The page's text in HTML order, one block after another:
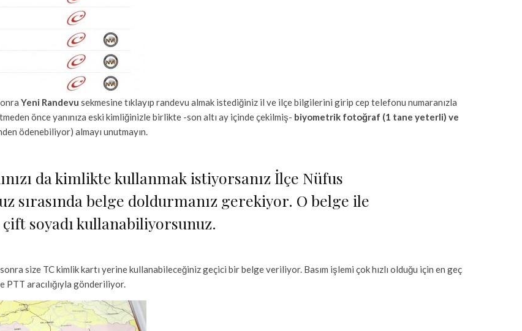
Yeni Randevu sekmesine tıklayıp randevu almak istediğiniz il ve ilçe bilgilerini girip cep telefonu numaranızla
önce yanınıza eski kimliğinizle birlikte -son altı ay içinde çekilmiş- biyometrik fotoğraf (1 tane yeterli) ve
ödenebiliyor) almayı unutmayın.
da kimlikte kullanmak istiyorsanız İlçe Nüfus
sırasında belge doldurmanız gerekiyor. O belge ile
soyadı kullanabiliyorsunuz.
size TC kimlik kartı yerine kullanabileceğiniz geçici bir belge veriliyor. Basım işlemi çok hızlı olduğu için en geç
PTT aracılığıyla gönderiliyor.